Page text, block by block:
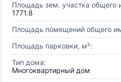
Площадь зем. участка общего
1771.8
Площадь помещений общего
Площадь парковки, м²:
Тип дома:
Многоквартирный дом